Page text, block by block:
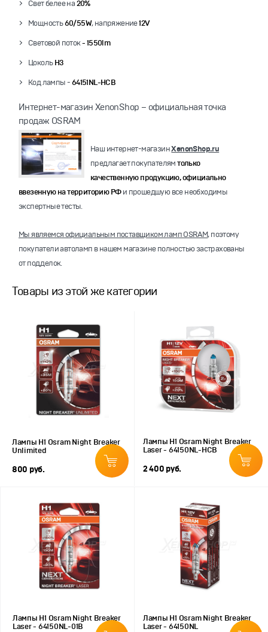
Свет белее на20%
Мощность60/55W, напряжение12V
Световой поток- 1550lm
ЦокольН3
Код лампы -64151NL-HCB
Интернет-магазин XenonShop – официальная точка
продаж OSRAM
Наш интернет-магазинXenonShop.ru
предлагает покупателямтолько
качественную продукцию, официально
ввезенную на территорию РФи прошедшую все необходимы
экспертные тесты.
Мы являемся официальным поставщиком ламп OSRAM, поэтому
покупатели автоламп в нашем магазине полностью застрахованы
от подделок.
Товары из этой же категории
Лампы H1 Osram Night Breaker
Unlimited
800 руб.
Лампы H1 Osram Night Breaker
Laser - 64150NL-HCB
2 400 руб.
Лампы H1 Osram Night Breaker
Laser - 64150NL-01B
Лампы H1 Osram Night Breaker
Laser - 64150NL